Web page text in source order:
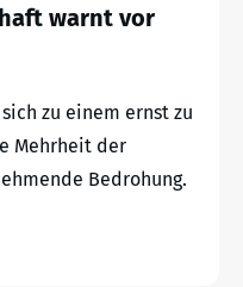
warnt vor
zu einem ernst zu
Mehrheit der
Bedrohung.